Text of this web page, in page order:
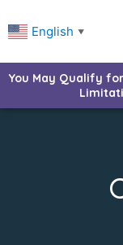
English ▼
You May Qualify for